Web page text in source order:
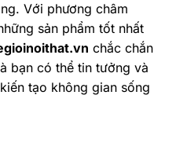
Với phương châm
sản phẩm tốt nhất
chắc chắn
bạn có thể tin tưởng và
tạo không gian sống